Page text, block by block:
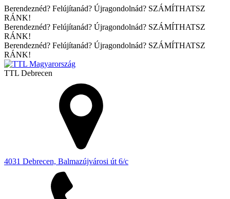
Berendeznéd? Felújítanád? Újragondolnád? SZÁMÍTHATSZ
RÁNK!
Berendeznéd? Felújítanád? Újragondolnád? SZÁMÍTHATSZ
RÁNK!
Berendeznéd? Felújítanád? Újragondolnád? SZÁMÍTHATSZ
RÁNK!
TTL Debrecen
4031 Debrecen, Balmazújvárosi út 6/c